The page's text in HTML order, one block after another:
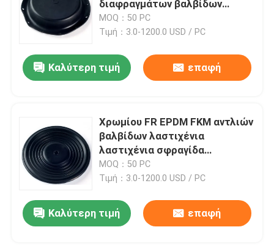
εύκαμπτη μάνικα ανοξείδωτου
υψηλή υδραυλική μάνικα
Βούλωμα σωλήνων πηλού
Κυλώντας σφραγίδα διαφραγμάτων
Προϊόντα πολυουρεθανίου
διαφραγμάτων βαλβίδων
πετρελαίου 1500mm
MOQ：50 PC
Τιμή：3.0-1200.0 USD / PC
Καλύτερη τιμή επαφή
Χρωμίου FR EPDM FKM αντλιών
βαλβίδων λαστιχένια
λαστιχένια σφραγίδα
εξαρτήσεων βαλβίδων
διαφραγμάτων πνευματική
MOQ：50 PC
Τιμή：3.0-1200.0 USD / PC
Καλύτερη τιμή επαφή